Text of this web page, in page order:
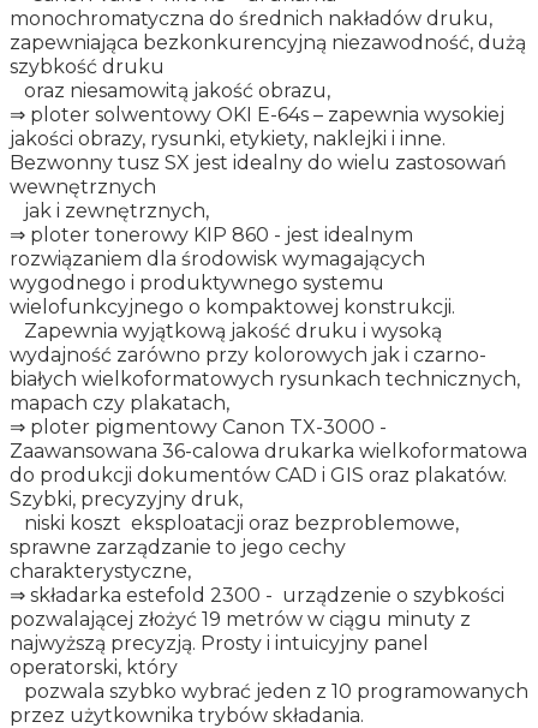
monochromatyczna do średnich nakładów druku,
zapewniająca bezkonkurencyjną niezawodność, dużą
szybkość druku
oraz niesamowitą jakość obrazu,
⇒ ploter solwentowy OKI E-64s – zapewnia wysokiej
jakości obrazy, rysunki, etykiety, naklejki i inne.
Bezwonny tusz SX jest idealny do wielu zastosowań
wewnętrznych
jak i zewnętrznych,
⇒ ploter tonerowy KIP 860 - jest idealnym
rozwiązaniem dla środowisk wymagających
wygodnego i produktywnego systemu
wielofunkcyjnego o kompaktowej konstrukcji.
Zapewnia wyjątkową jakość druku i wysoką
wydajność zarówno przy kolorowych jak i czarno-
białych wielkoformatowych rysunkach technicznych,
mapach czy plakatach,
⇒ ploter pigmentowy Canon TX-3000 -
Zaawansowana 36-calowa drukarka wielkoformatowa
do produkcji dokumentów CAD i GIS oraz plakatów.
Szybki, precyzyjny druk,
niski koszt eksploatacji oraz bezproblemowe,
sprawne zarządzanie to jego cechy
charakterystyczne,
⇒ składarka estefold 2300 - urządzenie o szybkości
pozwalającej złożyć 19 metrów w ciągu minuty z
najwyższą precyzją. Prosty i intuicyjny panel
operatorski, który
pozwala szybko wybrać jeden z 10 programowanych
przez użytkownika trybów składania.